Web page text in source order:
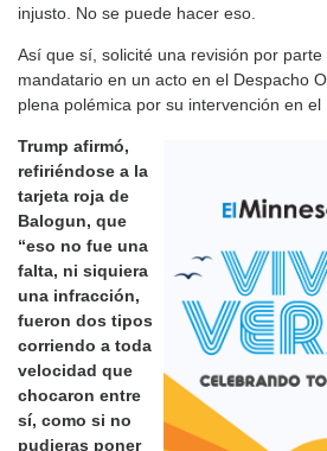
injusto. No se puede hacer eso.
Así que sí, solicité una revisión por parte
mandatario en un acto en el Despacho
plena polémica por su intervención en
Trump afirmó,
refiriéndose a la
tarjeta roja de
Balogun, que
“eso no fue una
falta, ni siquiera
una infracción,
fueron dos tipos
corriendo a toda
velocidad que
chocaron entre
sí, como si no
pudieras poner